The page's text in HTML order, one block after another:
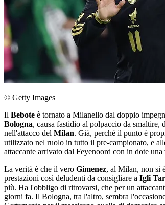
© Getty Images
Il Bebote è tornato a Milanello dal doppio
Bologna, causa fastidio al polpaccio da smaltire,
nell'attacco del Milan. Già, perché il punto è
utilizzato nel ruolo in tutto il pre-campionato, e
attaccante arrivato dal Feyenoord con in dote
La verità è che il vero Gimenez, al Milan, non si
prestazioni così deludenti da consigliare a Igli
più. Ha l'obbligo di ritrovarsi, che per un
giorni fa. Il Bologna, tra l'altro, sembra